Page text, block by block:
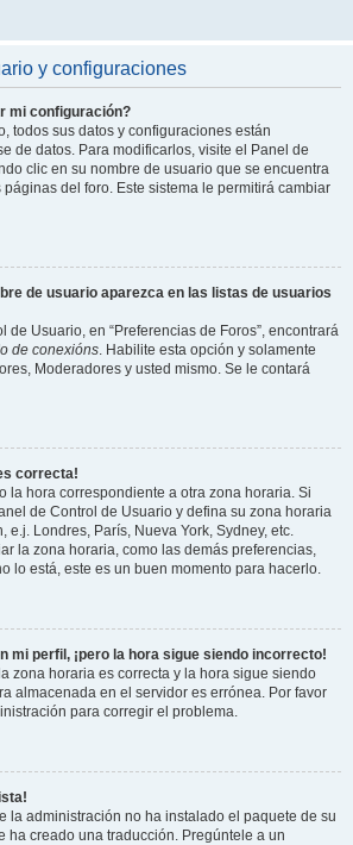
y configuraciones
mi configuración?
todos sus datos y configuraciones están
de datos. Para modificarlos, visite el Panel de
clic en su nombre de usuario que se encuentra
del foro. Este sistema le permitirá cambiar
de usuario aparezca en las listas de usuarios
de Usuario, en “Preferencias de Foros”, encontrará
de conexións. Habilite esta opción y solamente
Moderadores y usted mismo. Se le contará
correcta!
la hora correspondiente a otra zona horaria. Si
de Control de Usuario y defina su zona horaria
e.j. Londres, París, Nueva York, Sydney, etc.
la zona horaria, como las demás preferencias,
lo está, este es un buen momento para hacerlo.
mi perfil, ¡pero la hora sigue siendo incorrecto!
zona horaria es correcta y la hora sigue siendo
almacenada en el servidor es errónea. Por favor
para corregir el problema.
la administración no ha instalado el paquete de su
ha creado una traducción. Pregúntele a un